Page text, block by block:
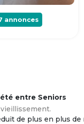
annonces
entre Seniors
de plus en plus de